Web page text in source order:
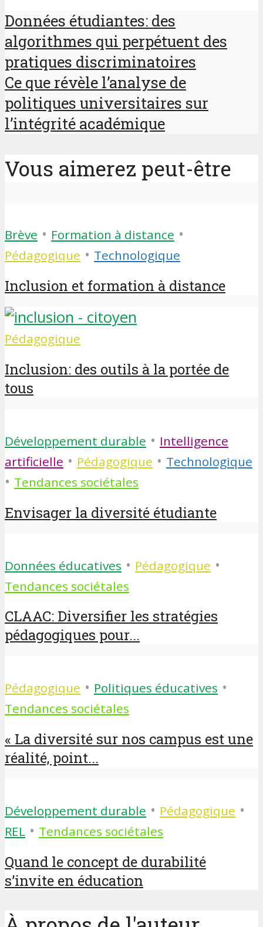
Données étudiantes: des
algorithmes qui perpétuent des
pratiques discriminatoires
Ce que révèle l’analyse de
politiques universitaires sur
l’intégrité académique
Vous aimerez peut-être
Brève • Formation à distance •
Pédagogique • Technologique
Inclusion et formation à distance
Pédagogique
Inclusion: des outils à la portée de
tous
Développement durable • Intelligence
artificielle • Pédagogique • Technologique
• Tendances sociétales
Envisager la diversité étudiante
Données éducatives • Pédagogique •
Tendances sociétales
CLAAC: Diversifier les stratégies
pédagogiques pour...
Pédagogique • Politiques éducatives •
Tendances sociétales
« La diversité sur nos campus est une
réalité, point...
Développement durable • Pédagogique •
REL • Tendances sociétales
Quand le concept de durabilité
s’invite en éducation